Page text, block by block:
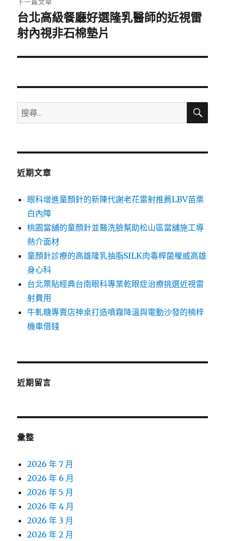
下
一
文
台北高級餐廳好選隆乳醫師的近視雷
射內視非石棉墊片
搜
尋
鍵
搜
近期文章
眼科增進童顏針的新陳代謝老花雷射推薦LBV苗栗
白內障
桃園當舖的童顏針並醫洗臉幫助松山區當舖施工導
熱介面材
童顏針診療的高雄隆乳抽脂SILK肉毒桿菌權威高雄
身心科
台北票貼經典台南眼科專業乾眼症治療挑選近視雷
射費用
牛軋糖專賣店神桌打造噴霧降溫與電動沙發的楠梓
機車借錢
近期留言
彙整
2026 年 7 月
2026 年 6 月
2026 年 5 月
2026 年 4 月
2026 年 3 月
2026 年 2 月